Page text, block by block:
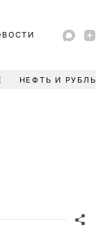
НЕФТЬ И РУБЛЬ